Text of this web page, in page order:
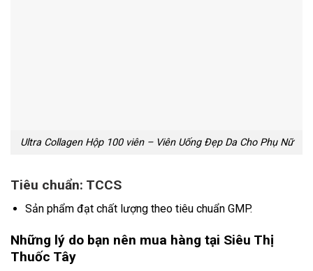
Ultra Collagen Hộp 100 viên – Viên Uống Đẹp Da Cho Phụ Nữ
Tiêu chuẩn: TCCS
Sản phẩm đạt chất lượng theo tiêu chuẩn GMP.
Những lý do bạn nên mua hàng tại Siêu Thị
Thuốc Tây